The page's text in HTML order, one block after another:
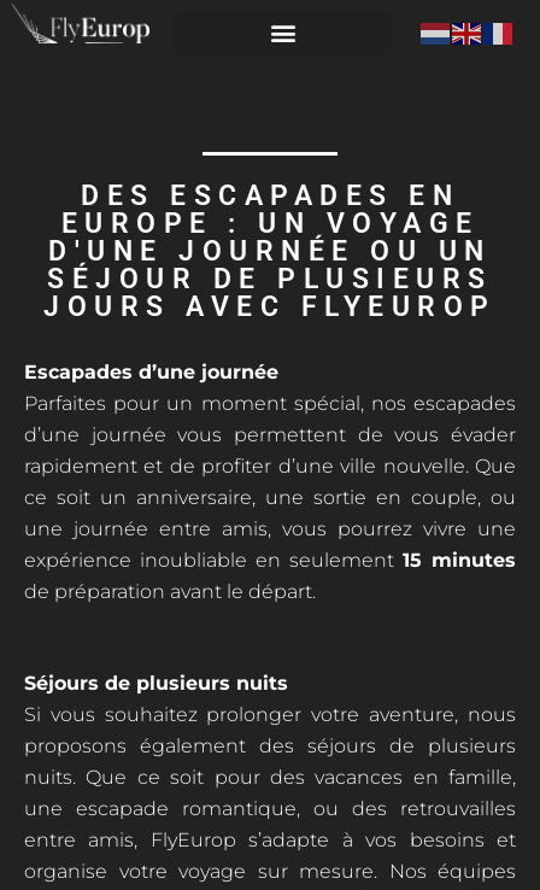
DES ESCAPADES EN
EUROPE : UN VOYAGE
D'UNE JOURNÉE OU UN
SÉJOUR DE PLUSIEURS
JOURS AVEC FLYEUROP
Escapades d’une journée
Parfaites pour un moment spécial, nos escapades
d’une journée vous permettent de vous évader
rapidement et de profiter d’une ville nouvelle. Que
ce soit un anniversaire, une sortie en couple, ou
une journée entre amis, vous pourrez vivre une
expérience inoubliable en seulement 15 minutes
de préparation avant le départ.
Séjours de plusieurs nuits
Si vous souhaitez prolonger votre aventure, nous
proposons également des séjours de plusieurs
nuits. Que ce soit pour des vacances en famille,
une escapade romantique, ou des retrouvailles
entre amis, FlyEurop s’adapte à vos besoins et
organise votre voyage sur mesure. Nos équipes